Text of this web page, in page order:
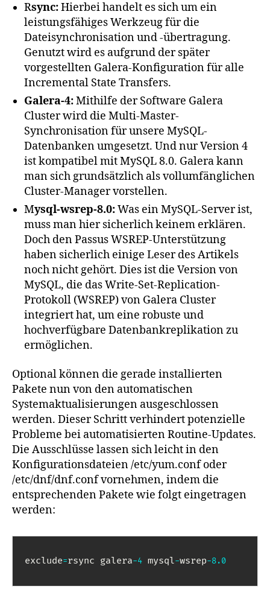
Rsync:Hierbei handelt es sich um ein
leistungsfähiges Werkzeug für die
Dateisynchronisation und -übertragung.
Genutzt wird es aufgrund der später
vorgestellten Galera-Konfiguration für alle
Incremental State Transfers.
Galera-4:Mithilfe der Software Galera
Cluster wird die Multi-Master-
Synchronisation für unsere MySQL-
Datenbanken umgesetzt. Und nur Version 4
ist kompatibel mit MySQL 8.0. Galera kann
man sich grundsätzlich als vollumfänglichen
Cluster-Manager vorstellen.
Mysql-wsrep-8.0:Was ein MySQL-Server ist,
muss man hier sicherlich keinem erklären.
Doch den Passus WSREP-Unterstützung
haben sicherlich einige Leser des Artikels
noch nicht gehört. Dies ist die Version von
MySQL, die das Write-Set-Replication-
Protokoll (WSREP) von Galera Cluster
integriert hat, um eine robuste und
hochverfügbare Datenbankreplikation zu
ermöglichen.
Optional können die gerade installierten
Pakete nun von den automatischen
Systemaktualisierungen ausgeschlossen
werden. Dieser Schritt verhindert potenzielle
Probleme bei automatisierten Routine-Updates.
Die Ausschlüsse lassen sich leicht in den
Konfigurationsdateien /etc/yum.conf oder
/etc/dnf/dnf.conf vornehmen, indem die
entsprechenden Pakete wie folgt eingetragen
werden:
exclude=rsync galera-4 mysql-wsrep-8.0